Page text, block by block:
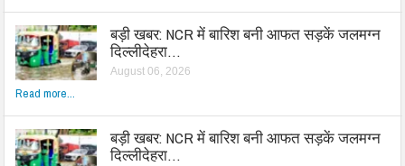
बड़ी खबर: NCR में बारिश बनी आफत सड़कें जलमग्न
दिल्लीदेहरा…
August 06, 2026
Read more...
बड़ी खबर: NCR में बारिश बनी आफत सड़कें जलमग्न
दिल्लीदेहरा…